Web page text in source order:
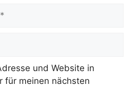
und Website in
für meinen nächsten